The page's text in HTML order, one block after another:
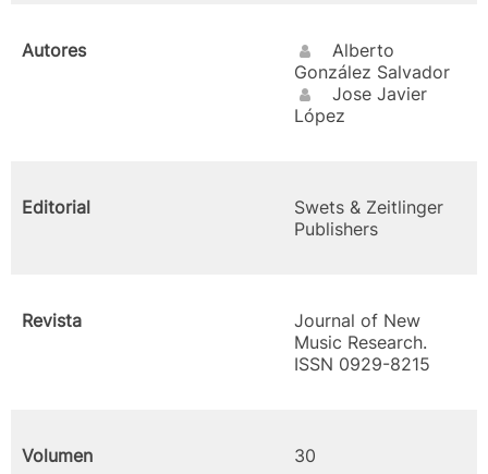
Autores
Alberto
González Salvador
Jose Javier
López
Editorial
Swets & Zeitlinger
Publishers
Revista
Journal of New
Music Research.
ISSN 0929-8215
Volumen 30